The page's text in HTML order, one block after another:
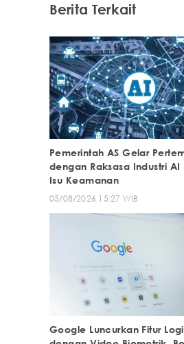
Berita Terkait
Pemerintah AS Gelar
dengan Raksasa Industri AI
Isu Keamanan
05/08/2026 15:27 WIB
Google Luncurkan Fitur